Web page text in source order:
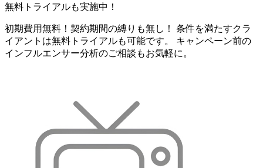
無料トライアルも実施中！
初期費用無料！契約期間の縛りも無し！ 条件を満たすクラ
イアントは無料トライアルも可能です。 キャンペーン前の
インフルエンサー分析のご相談もお気軽に。